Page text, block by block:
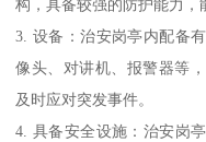
构，具备较强的防护能力，
3. 设备：治安岗亭内配备
像头、对讲机、报警器等
及时应对突发事件。
4. 具备安全设施：治安岗